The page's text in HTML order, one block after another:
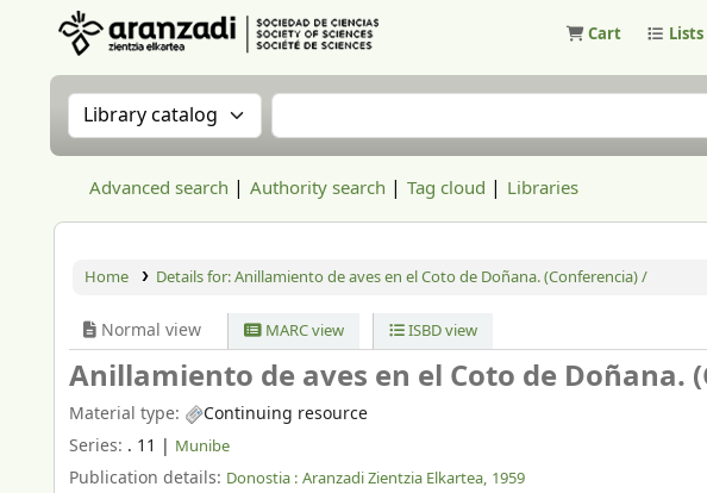
Cart Lists
Search the catalog by:Search the catalog
Advanced search Authority search Tag cloud Libraries
Home Details for:Anillamiento de aves en el Coto de Doñana. (Conferencia) /
Normal view MARC view ISBD view
Anillamiento de aves en el Coto de Doñana.
Material type:
Continuing resource
Series: . 11 | Munibe
Publication details: Donostia : Aranzadi Zientzia Elkartea, 1959